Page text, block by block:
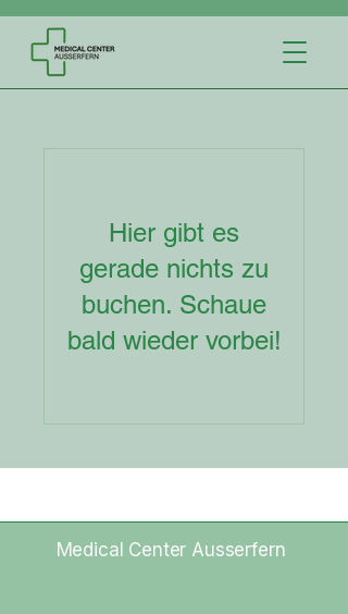
Hier gibt es
gerade nichts zu
buchen. Schaue
bald wieder vorbei!
Medical Center Ausserfern